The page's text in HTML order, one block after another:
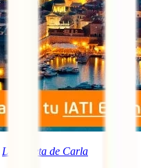
La Maleta de Carla